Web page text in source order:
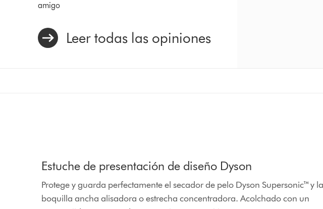
amigo
Leer todas las opiniones
Estuche de presentación de diseño Dyson
Protege y guarda perfectamente el secador de pelo Dyson Supersonic™ y la
boquilla ancha alisadora o estrecha concentradora. Acolchado con un